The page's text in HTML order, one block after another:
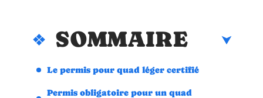
SOMMAIRE
Le permis pour quad léger certifié
Permis obligatoire pour un quad